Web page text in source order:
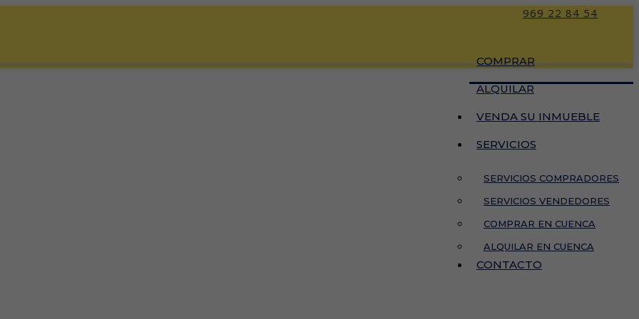
969 22 84 54
COMPRAR
ALQUILAR
VENDA SU INMUEBLE
SERVICIOS
SERVICIOS COMPRADORES
SERVICIOS VENDEDORES
COMPRAR EN CUENCA
ALQUILAR EN CUENCA
CONTACTO